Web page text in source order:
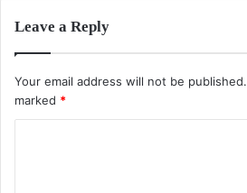
Leave a Reply
Your email address will not be published.
marked *